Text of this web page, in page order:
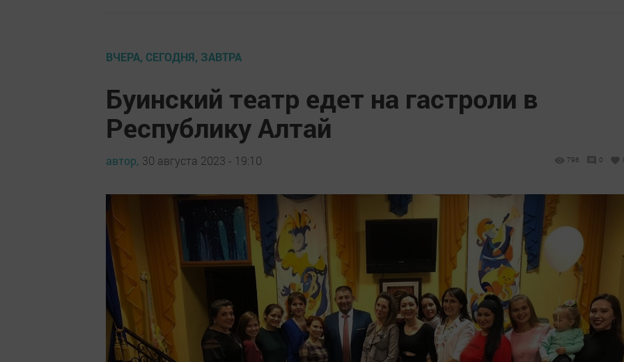
ВЧЕРА, СЕГОДНЯ, ЗАВТРА
Буинский театр едет на гастроли в
Республику Алтай
автор, 30 августа 2023 - 19:10 796 0